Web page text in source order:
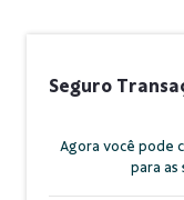
Seguro
Agora você pode
para as